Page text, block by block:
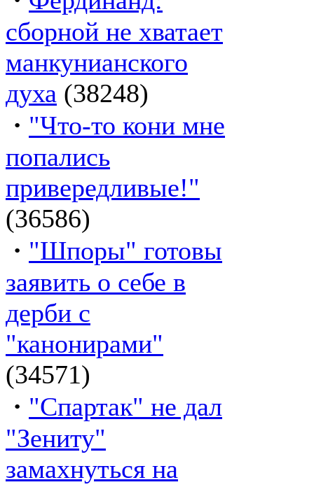
сборной не хватает
манкунианского
духа (38248)
· "Что-то кони мне
попались
привередливые!"
(36586)
· "Шпоры" готовы
заявить о себе в
дерби с
"канонирами"
(34571)
· "Спартак" не дал
"Зениту"
замахнуться на